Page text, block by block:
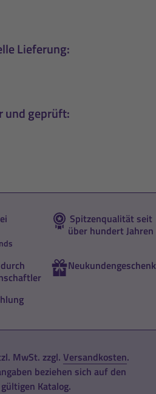
Lieferung:
und geprüft:
Spitzenqualität seit
über hundert Jahren
Neukundengeschenk
MwSt. zzgl. Versandkosten.
beziehen sich auf den
Katalog.